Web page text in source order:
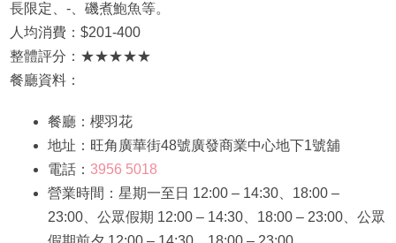
長限定、-、磯煮鮑魚等。
人均消費：$201-400
整體評分：★★★★★
餐廳資料：
餐廳：櫻羽花
地址：旺角廣華街48號廣發商業中心地下1號舖
電話： 3956 5018
營業時間：星期一至日 12:00 – 14:30、18:00 –
23:00、公眾假期 12:00 – 14:30、18:00 – 23:00、公眾